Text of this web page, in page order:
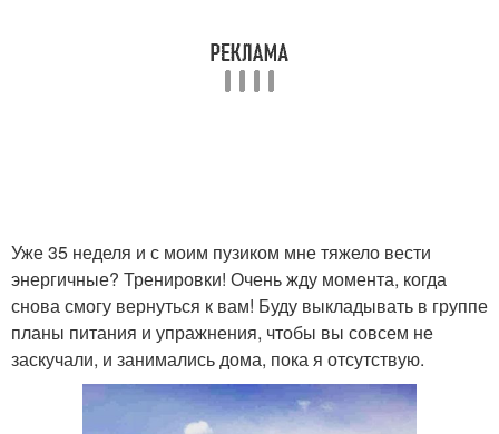
Уже 35 неделя и с моим пузиком мне тяжело вести
энергичные? Тренировки! Очень жду момента, когда
снова смогу вернуться к вам! Буду выкладывать в группе
планы питания и упражнения, чтобы вы совсем не
заскучали, и занимались дома, пока я отсутствую.